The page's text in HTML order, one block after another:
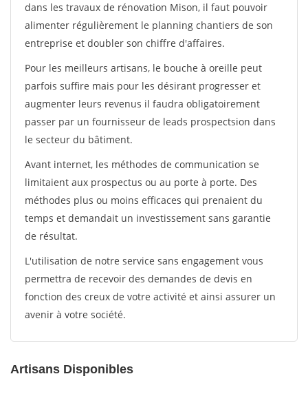
dans les travaux de rénovation Mison, il faut pouvoir
alimenter régulièrement le planning chantiers de son
entreprise et doubler son chiffre d'affaires.
Pour les meilleurs artisans, le bouche à oreille peut
parfois suffire mais pour les désirant progresser et
augmenter leurs revenus il faudra obligatoirement
passer par un fournisseur de leads prospectsion dans
le secteur du bâtiment.
Avant internet, les méthodes de communication se
limitaient aux prospectus ou au porte à porte. Des
méthodes plus ou moins efficaces qui prenaient du
temps et demandait un investissement sans garantie
de résultat.
L'utilisation de notre service sans engagement vous
permettra de recevoir des demandes de devis en
fonction des creux de votre activité et ainsi assurer un
avenir à votre société.
Artisans Disponibles